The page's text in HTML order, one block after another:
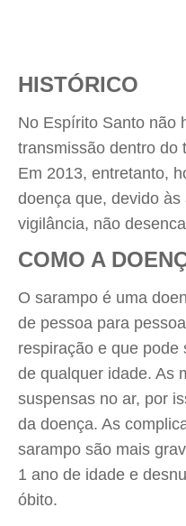
HISTÓRICO
No Espírito Santo não
transmissão dentro do
Em 2013, entretanto,
doença que, devido
vigilância, não
COMO A
O sarampo é uma
de pessoa para
respiração e que
de qualquer idade. As
suspensas no ar, por
da doença. As
sarampo são mais
1 ano de idade e
óbito.